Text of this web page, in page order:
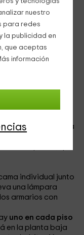
nuestro
para redes
la publicidad en
que aceptas
información
si subes las
es bastante
con dos
cada mesita de
madera
que lleva
en la pared, que
individual junto
una lámpara
armarios con
uno en cada piso
en la planta baja